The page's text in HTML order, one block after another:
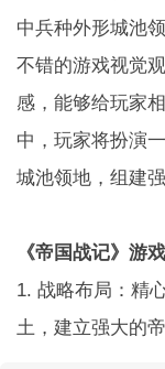
中兵种外形城池
不错的游戏视觉
感，能够给玩家
中，玩家将扮演
城池领地，组建
《帝国战记》游
1. 战略布局：精
土，建立强大的帝